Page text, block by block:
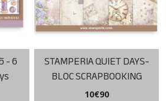
- 6
STAMPERIA QUIET DAYS-
BLOC SCRAPBOOKING
30.5X30.5 DOUBLE FACE
10€90